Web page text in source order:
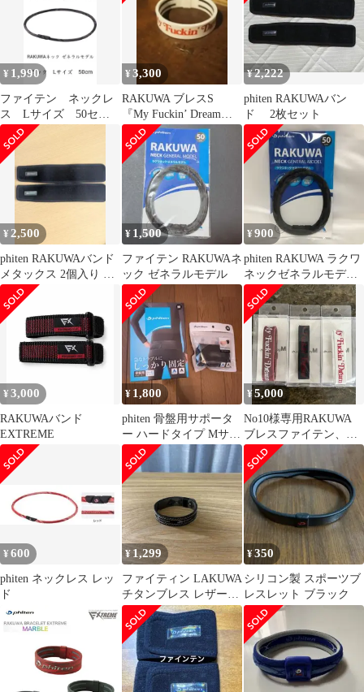
¥ 1,990
ファイテン ネックレ
ス Lサイズ 50セン
チ ファイテンネック
レス
¥3,300
RAKUWA ブレスS
『My Fuckin’ Dream』
ファイテン
¥2,222
phiten RAKUWAバン
ド 2枚セット
¥ 2,500
phiten RAKUWAバンド
メタックス 2個入り ブ
ラック
¥ 1,500
ファイテン RAKUWAネ
ック ゼネラルモデル
¥900
phiten RAKUWA ラクワ
ネックゼネラルモデル
50㎝ カーボンブラック
¥ 3,000
RAKUWAバンド
EXTREME
¥ 1,800
phiten 骨盤用サポータ
ー ハードタイプ Mサイ
ズ 手首＆足首バン
ド セット
¥5,000
No10様専用RAKUWA
ブレスファイテン、ブ
ランド「M」コラボ3個
セット販売
¥600
phiten ネックレス レッ
ド
¥ 1,299
ファイティン LAKUWA
チタンブレス レザー調
ブラック
¥350
シリコン製 スポーツブ
レスレット ブラック